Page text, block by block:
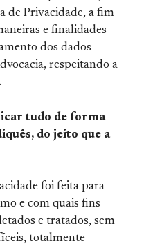
de Privacidade, a fim
e finalidades
dos dados
respeitando a
tudo de forma
do jeito que a
foi feita para
e com quais fins
e tratados, sem
totalmente